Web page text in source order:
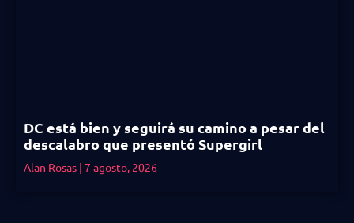
DC está bien y seguirá su camino a pesar del
descalabro que presentó Supergirl
Alan Rosas 7 agosto, 2026